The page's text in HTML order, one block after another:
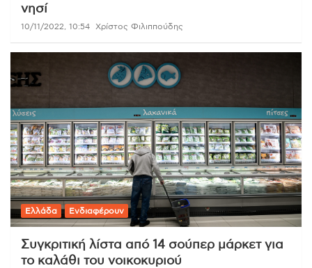
νησί
10/11/2022, 10:54 Χρίστος Φιλιππούδης
Ελλάδα Ενδιαφέρουν
Συγκριτική λίστα από 14 σούπερ μάρκετ για
το καλάθι του νοικοκυριού